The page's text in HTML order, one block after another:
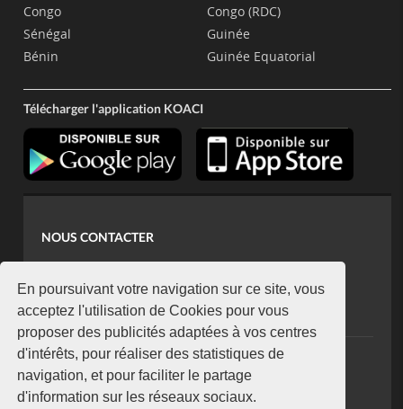
En poursuivant votre navigation sur ce site, vous
acceptez l'utilisation de Cookies pour vous
proposer des publicités adaptées à vos centres
d'intérêts, pour réaliser des statistiques de
navigation, et pour faciliter le partage
d'information sur les réseaux sociaux.
Congo
Sénégal
Bénin
Congo (RDC)
Guinée
Guinée Equatorial
Télécharger l'application KOACI
NOUS CONTACTER
koaci@yahoo.fr
+225 07 08 85 52 93
NEWSLETTER
Restez connecté via notre newsletter